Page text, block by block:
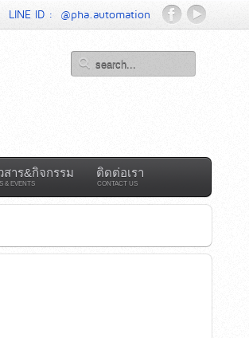
LINE ID : @pha.automation
สาร&กิจกรรม
& EVENTS
ติดต่อเรา
CONTACT US